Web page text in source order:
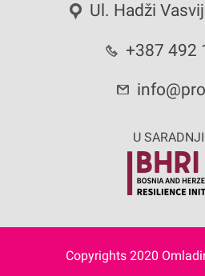
Ul. Hadži
+387 492
U
Copyrights 2020